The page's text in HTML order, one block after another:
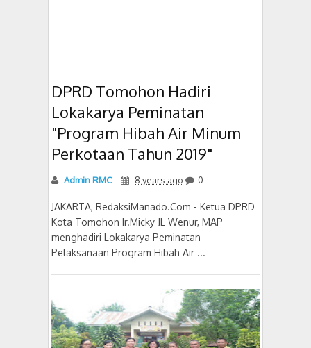
DPRD Tomohon Hadiri
Lokakarya Peminatan
"Program Hibah Air Minum
Perkotaan Tahun 2019"
Admin RMC 8 years ago 0
JAKARTA, RedaksiManado.Com - Ketua DPRD
Kota Tomohon Ir.Micky JL Wenur, MAP
menghadiri Lokakarya Peminatan
Pelaksanaan Program Hibah Air ...